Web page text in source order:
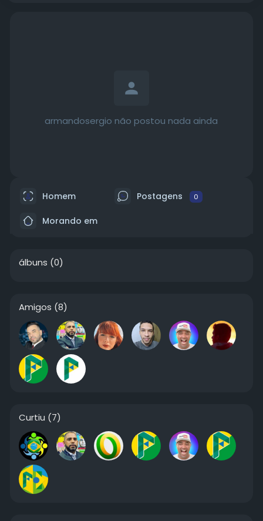
armandosergio não postou nada ainda
Homem Postagens 0
Morando em
álbuns (0)
Amigos (8)
Curtiu (7)